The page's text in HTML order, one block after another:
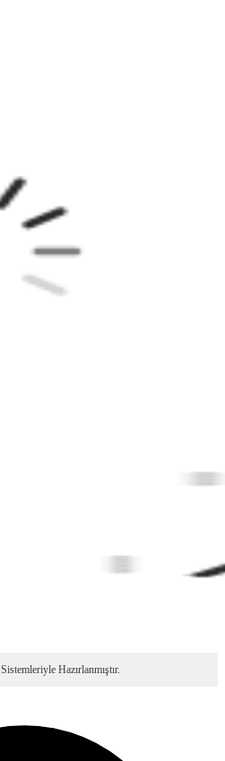
Sistemleriyle Hazırlanmıştır.